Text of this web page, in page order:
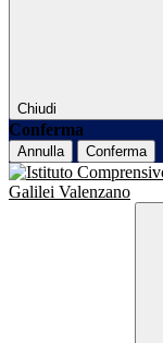
Chiudi
Conferma
Annulla Conferma